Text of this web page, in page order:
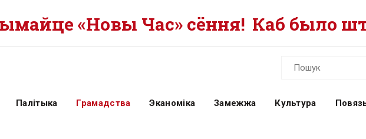
«Новы Час» сёння! Каб было
Палітыка Грамадства Эканоміка Замежжа Культура